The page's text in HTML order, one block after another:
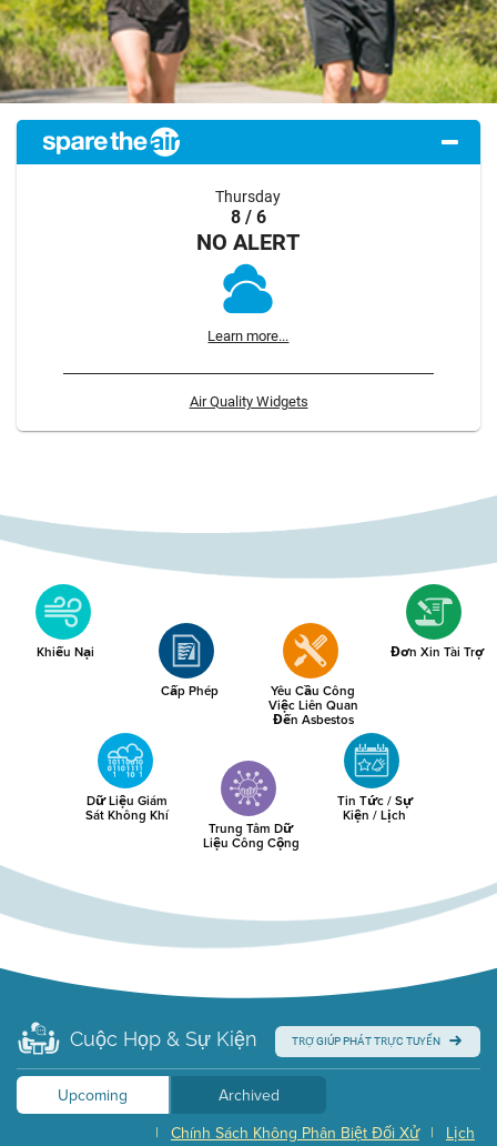
Thursday
8 / 6
NO ALERT
Learn more...
Air Quality Widgets
Khiếu Nại
Cấp Phép
Yêu Cầu Công
Việc Liên Quan
Đến Asbestos
Đơn Xin Tài Trợ
Dữ Liệu Giám
Sát Không Khí
Trung Tâm Dữ
Liệu Công Cộng
Tin Tức / Sự
Kiện / Lịch
Cuộc Họp & Sự Kiện TRỢ GIÚP PHÁT TRỰC TUYẾN
Upcoming
Archived
Lịch
|
Chính Sách Không Phân Biệt Đối Xử
|